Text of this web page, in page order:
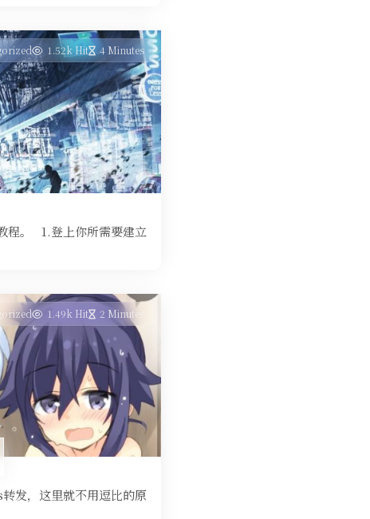
1.52k Hit 4 Minutes
程。 1.登上你所需要建立
1.49k Hit 2 Minutes
发，这里就不用逗比的原